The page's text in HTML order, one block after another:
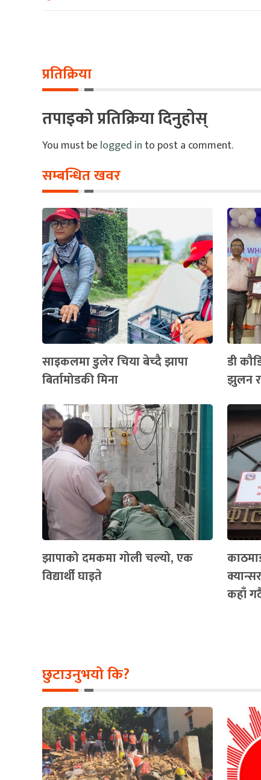
प्रतिक्रिया
तपाइको प्रतिक्रिया दिनुहोस्
You must belogged in to post a comment.
सम्बन्धित खवर
साइकलमा डुलेर चिया बेच्दै झापा
बिर्तामोडकी मिना
डी
झुलन
झापाको दमकमा गोली चल्यो, एक
विद्यार्थी घाइते
कहाँ
छुटाउनुभयो कि?